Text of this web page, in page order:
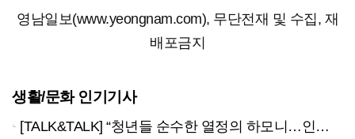
영남일보(www.yeongnam.com), 무단전재 및 수집, 재
배포금지
생활/문화 인기기사
[TALK&TALK] “청년들 순수한 열정의 하모니…인류애적 메시지 전할 것”